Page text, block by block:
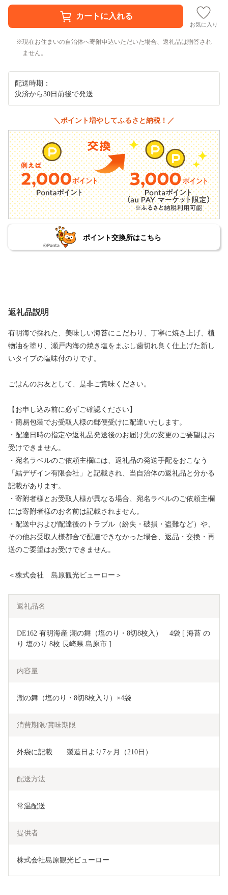
お気に入り
現在お住まいの自治体へ寄附申込いただいた場合、返礼品は贈答され
ません。
配送時期：
決済から30日前後で発送
＼ポイント増やしてふるさと納税！／
ポイント交換所はこちら
返礼品説明
有明海で採れた、美味しい海苔にこだわり、丁寧に焼き上げ、植
物油を塗り、瀬戸内海の焼き塩をまぶし歯切れ良く仕上げた新し
いタイプの塩味付のりです。
ごはんのお友として、是非ご賞味ください。
【お申し込み前に必ずご確認ください】
・簡易包装でお受取人様の郵便受けに配達いたします。
・配達日時の指定や返礼品発送後のお届け先の変更のご要望はお
受けできません。
・宛名ラベルのご依頼主欄には、返礼品の発送手配をおこなう
「結デザイン有限会社」と記載され、当自治体の返礼品と分かる
記載があります。
・寄附者様とお受取人様が異なる場合、宛名ラベルのご依頼主欄
には寄附者様のお名前は記載されません。
・配送中および配達後のトラブル（紛失・破損・盗難など）や、
その他お受取人様都合で配達できなかった場合、返品・交換・再
送のご要望はお受けできません。
＜株式会社 島原観光ビューロー＞
返礼品名
DE162 有明海産 潮の舞（塩のり・8切8枚入）　4袋 [ 海苔 の
り 塩のり 8枚 長崎県 島原市 ]
内容量
潮の舞（塩のり・8切8枚入り）×4袋
消費期限/賞味期限
外袋に記載　　製造日より7ヶ月（210日）
配送方法
常温配送
提供者
株式会社島原観光ビューロー